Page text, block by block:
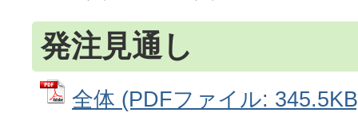
発注見通し
全体 (PDFファイル: